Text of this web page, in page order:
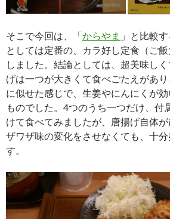
そこで今回は、「からやま 」と比較
としては定番の、カラ好し定食（ご
しました。結論としては、超美味し
げは一つが大きくて食べごたえがあ
に似せた感じで、生姜やにんにくが
ものでした。4つのうち一つだけ、付
けて食べてみましたが、唐揚げ自体
ザワザ味の変化をさせなくても、十
す。